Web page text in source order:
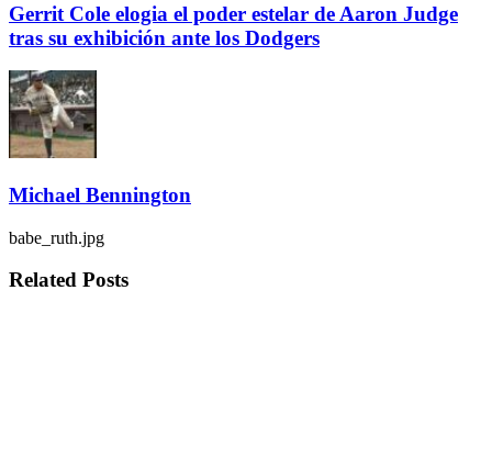
Gerrit Cole elogia el poder estelar de Aaron Judge
tras su exhibición ante los Dodgers
Michael Bennington
babe_ruth.jpg
Related Posts